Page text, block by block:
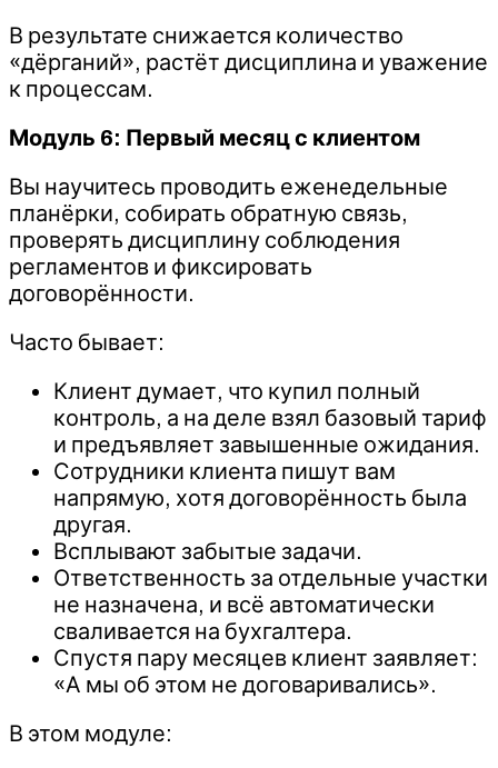
В результате снижается количество
«дёрганий», растёт дисциплина и уважение
к процессам.
Модуль 6: Первый месяц с клиентом
Вы научитесь проводить еженедельные
планёрки, собирать обратную связь,
проверять дисциплину соблюдения
регламентов и фиксировать
договорённости.
Часто бывает:
Клиент думает, что купил полный
контроль, а на деле взял базовый тариф
и предъявляет завышенные ожидания.
Сотрудники клиента пишут вам
напрямую, хотя договорённость была
другая.
Всплывают забытые задачи.
Ответственность за отдельные участки
не назначена, и всё автоматически
сваливается на бухгалтера.
Спустя пару месяцев клиент заявляет:
«А мы об этом не договаривались».
В этом модуле: